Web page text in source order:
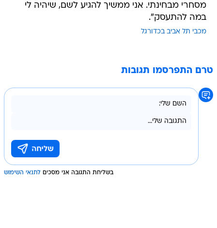
מסחרי מבחינתי. אני ממשיך להגיע לשם, שיהיה לי
במה להתעסק".
מכבי תל אביב בכדורגל
טרם התפרסמו תגובות
בשליחת התגובה אני מסכים לתנאי השימוש